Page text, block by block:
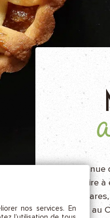
culinaire
épices
Kampot, au
nos services. En
SITE. ILS NE PEUVENT PAS ÊTRE
de visites, de
l’ergonomie et la
le suivi des visiteurs au